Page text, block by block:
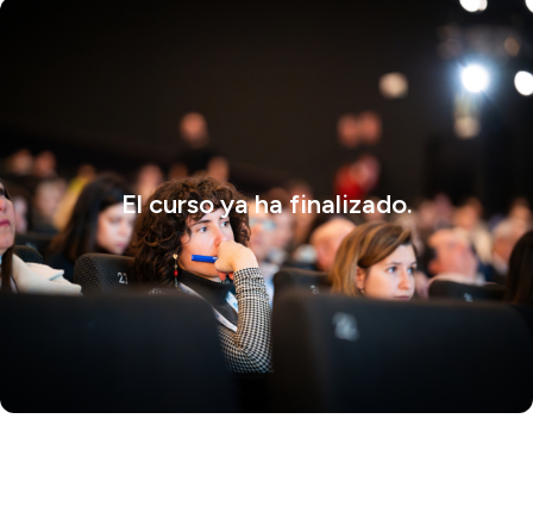
El curso ya ha finalizado.